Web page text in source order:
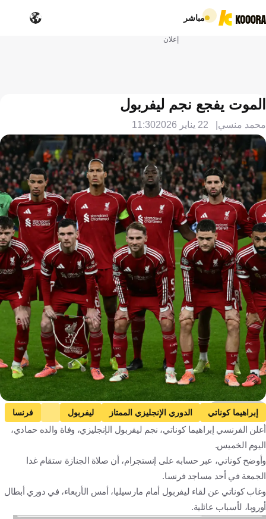
مباشر
إعلان
الموت يفجع نجم ليفربول
محمد منسي 22 يناير 2026 11:30
Getty Images
إبراهيما كوناتي الدوري الإنجليزي الممتاز ليفربول
فرنسا
إنجلترا
كرة قدم
أعلن الفرنسي إبراهيما كوناتي، نجم ليفربول الإنجليزي، وفاة والده حمادي،
اليوم الخميس.
وأوضح كوناتي، عبر حسابه على إنستجرام، أن صلاة الجنازة ستقام غدا
الجمعة في أحد مساجد فرنسا.
وغاب كوناتي عن لقاء ليفربول أمام مارسيليا، أمس الأربعاء، في دوري أبطال
أوروبا، لأسباب عائلية.